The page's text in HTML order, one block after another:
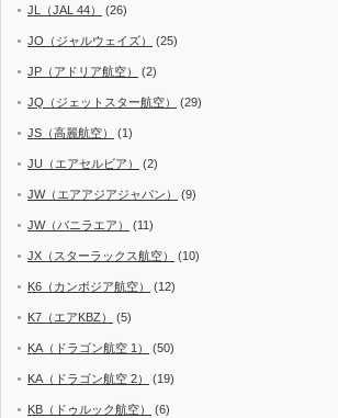
JL（JAL 44） (26)
JO（ジャルウェイズ） (25)
JP（アドリア航空） (2)
JQ（ジェットスター航空） (29)
JS（高麗航空） (1)
JU（エアセルビア） (2)
JW（エアアジアジャパン） (9)
JW（バニラエア） (11)
JX（スターラックス航空） (10)
K6（カンボジア航空） (12)
K7（エアKBZ） (5)
KA（ドラゴン航空 1） (50)
KA（ドラゴン航空 2） (19)
KB（ドゥルック航空） (6)